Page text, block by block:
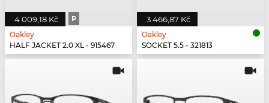
4 009,18 Kč P
Oakley
HALF JACKET 2.0 XL - 915467
3 466,87 Kč
Oakley
SOCKET 5.5 - 321813